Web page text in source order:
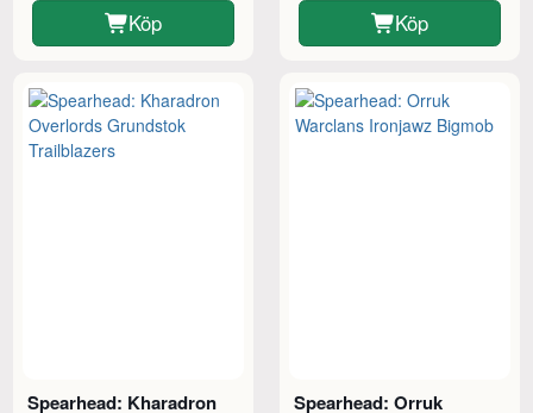
Köp Köp
Spearhead: Kharadron Spearhead: Orruk